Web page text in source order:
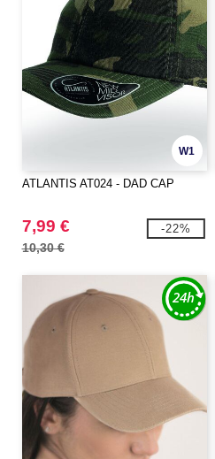
W1
ATLANTIS AT024 - DAD CAP
7,99 €
10,30 €
-22%